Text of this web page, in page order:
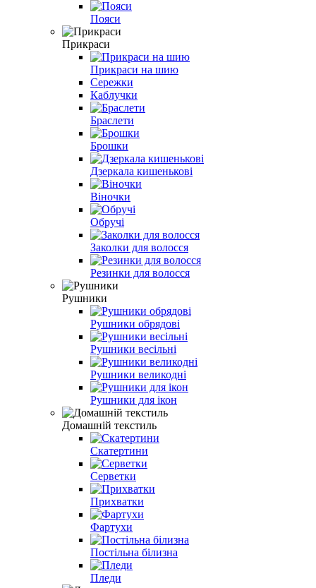
Пояси
Прикраси
Прикраси на шию
Сережки
Каблучки
Браслети
Брошки
Дзеркала кишенькові
Віночки
Обручі
Заколки для волосся
Резинки для волосся
Рушники
Рушники обрядові
Рушники весільні
Рушники великодні
Рушники для ікон
Домашній текстиль
Скатертини
Серветки
Прихватки
Фартухи
Постільна білизна
Пледи